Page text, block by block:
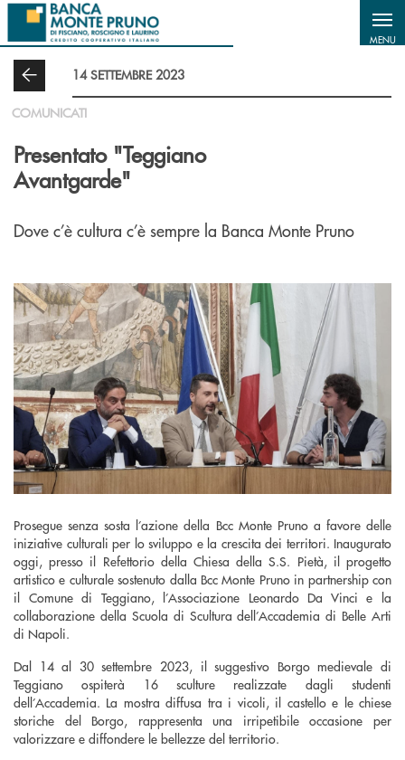
Salta al contenuto principale
MENU
14 SETTEMBRE 2023
COMUNICATI
Presentato "Teggiano
Avantgarde"
Dove c’è cultura c’è sempre la Banca Monte Pruno
Prosegue senza sosta l’azione della Bcc Monte Pruno a favore delle
iniziative culturali per lo sviluppo e la crescita dei territori. Inaugurato
oggi, presso il Refettorio della Chiesa della S.S. Pietà, il progetto
artistico e culturale sostenuto dalla Bcc Monte Pruno in partnership con
il Comune di Teggiano, l’Associazione Leonardo Da Vinci e la
collaborazione della Scuola di Scultura dell’Accademia di Belle Arti
di Napoli.
Dal 14 al 30 settembre 2023, il suggestivo Borgo medievale di
Teggiano ospiterà 16 sculture realizzate dagli studenti
dell’Accademia. La mostra diffusa tra i vicoli, il castello e le chiese
storiche del Borgo, rappresenta una irripetibile occasione per
valorizzare e diffondere le bellezze del territorio.